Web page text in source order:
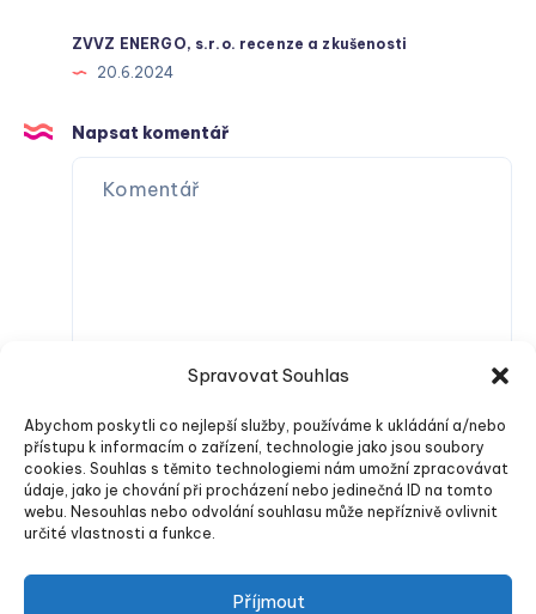
Spravovat Souhlas
Abychom poskytli co nejlepší služby, používáme k ukládání a/nebo
přístupu k informacím o zařízení, technologie jako jsou soubory
cookies. Souhlas s těmito technologiemi nám umožní zpracovávat
údaje, jako je chování při procházení nebo jedinečná ID na tomto
webu. Nesouhlas nebo odvolání souhlasu může nepříznivě ovlivnit
určité vlastnosti a funkce.
Příjmout
ZVVZ ENERGO, s.r.o. recenze a zkušenosti
20.6.2024
Napsat komentář